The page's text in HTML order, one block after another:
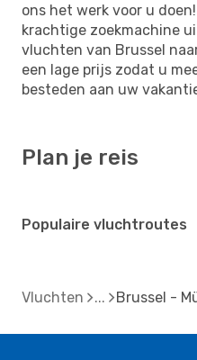
ons het werk voor u
krachtige zoekmachine
vluchten van Brussel
een lage prijs zodat u
besteden aan uw
Plan je reis
Populaire vluchtroutes
Vluchten Brussel -